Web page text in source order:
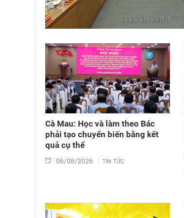
Cà Mau: Học và làm theo Bác
phải tạo chuyển biến bằng kết
quả cụ thể
06/08/2026 TIN TỨC